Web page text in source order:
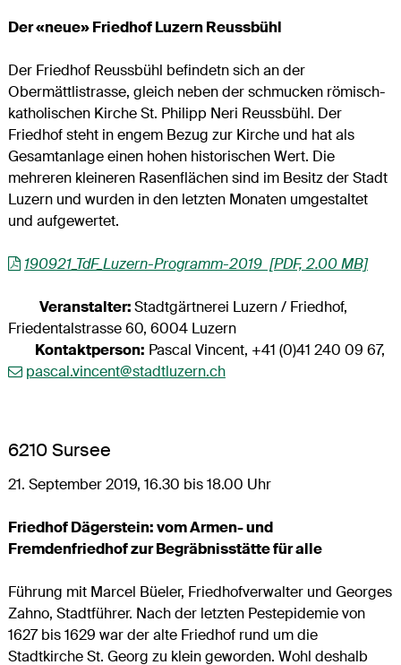
Der «neue» Friedhof Luzern Reussbühl
Der Friedhof Reussbühl befindetn sich an der
Obermättlistrasse, gleich neben der schmucken römisch-
katholischen Kirche St. Philipp Neri Reussbühl. Der
Friedhof steht in engem Bezug zur Kirche und hat als
Gesamtanlage einen hohen historischen Wert. Die
mehreren kleineren Rasenflächen sind im Besitz der Stadt
Luzern und wurden in den letzten Monaten umgestaltet
und aufgewertet.
190921_TdF_Luzern-Programm-2019 [PDF, 2.00 MB]
Veranstalter:Stadtgärtnerei Luzern / Friedhof,
Friedentalstrasse 60, 6004 Luzern
Kontaktperson: Pascal Vincent, +41 (0)41 240 09 67,
pascal.vincent@stadtluzern.ch
6210 Sursee
21. September 2019, 16.30 bis 18.00 Uhr
Friedhof Dägerstein: vom Armen- und
Fremdenfriedhof zur Begräbnisstätte für alle
Führung mit Marcel Büeler, Friedhofverwalter und Georges
Zahno, Stadtführer. Nach der letzten Pestepidemie von
1627 bis 1629 war der alte Friedhof rund um die
Stadtkirche St. Georg zu klein geworden. Wohl deshalb